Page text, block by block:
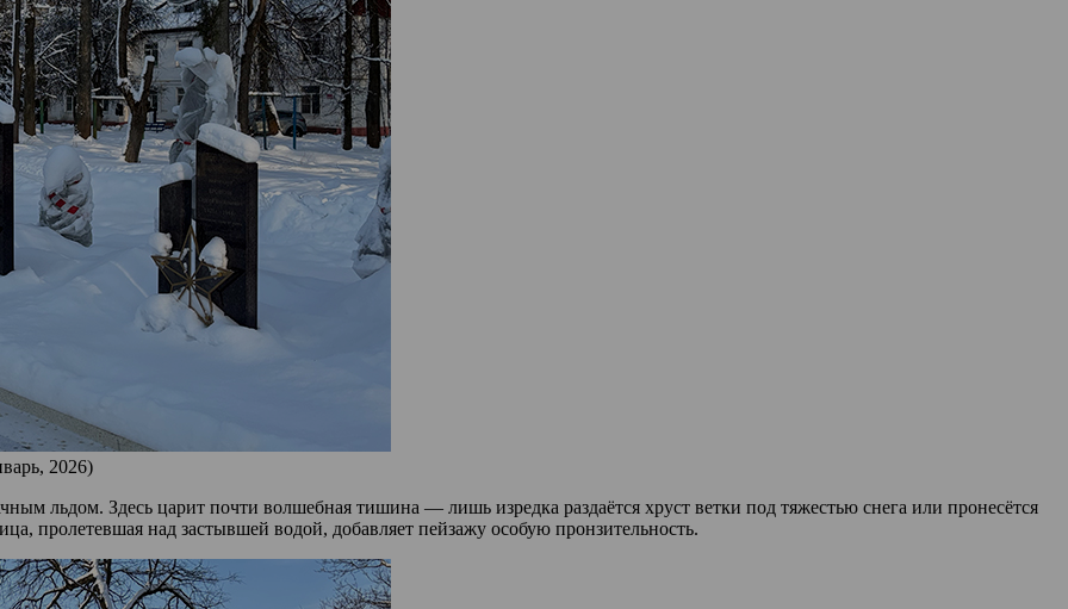
2026)
льдом. Здесь царит почти волшебная тишина — лишь изредка раздаётся хруст ветки под тяжестью снега или пронесётся
пролетевшая над застывшей водой, добавляет пейзажу особую пронзительность.